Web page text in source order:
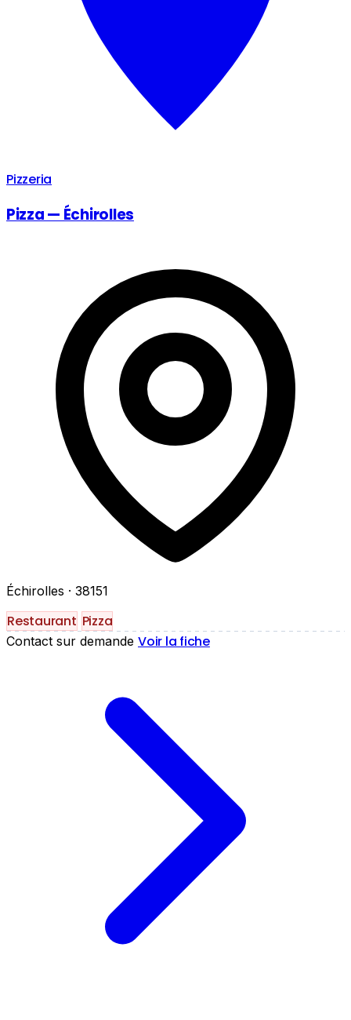
Pizzeria
Pizza — Échirolles
Échirolles · 38151
Restaurant Pizza
Contact sur demande Voir la fiche